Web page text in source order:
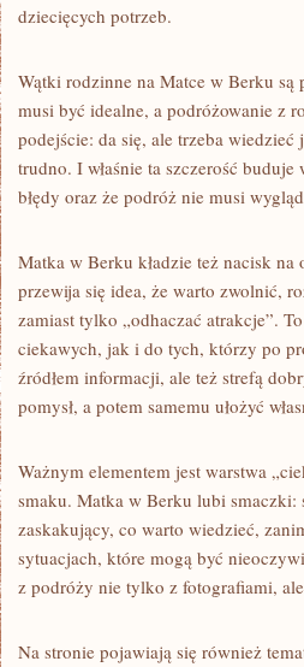
dziecięcych potrzeb.
Wątki rodzinne na Matce w Berku
musi być idealne, a podróżowanie z
podejście: da się, ale trzeba
trudno. I właśnie ta szczerość
błędy oraz że podróż nie musi
Matka w Berku kładzie też nacisk
przewija się idea, że warto zwolnić,
zamiast tylko „odhaczać atrakcje”.
ciekawych, jak i do tych, którzy po
źródłem informacji, ale też strefą
pomysł, a potem samemu ułożyć
Ważnym elementem jest warstwa
smaku. Matka w Berku lubi smaczki:
zaskakujący, co warto wiedzieć,
sytuacjach, które mogą być
z podróży nie tylko z fotografiami,
Na stronie pojawiają się również